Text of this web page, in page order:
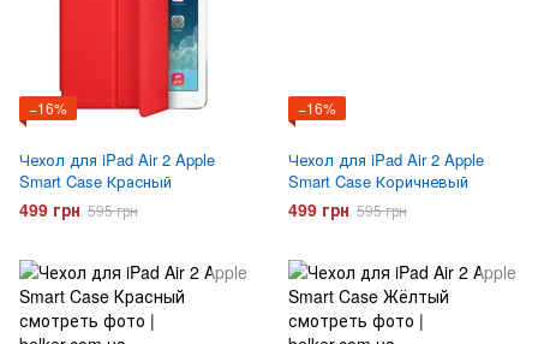
−16%
Чехол для iPad Air 2 Apple
Smart Case Красный
499 грн 595 грн
−16%
Чехол для iPad Air 2 Apple
Smart Case Коричневый
499 грн 595 грн